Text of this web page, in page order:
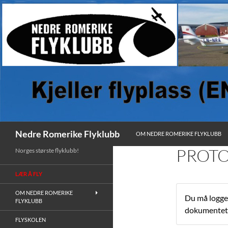
Nedre Romerike Flyklubb
OM NEDRE ROMERIKE FLYKLUBB
Du må
Norges største flyklubb!
LÆR Å FLY
OM NEDRE ROMERIKE
FLYKLUBB
FLYSKOLEN